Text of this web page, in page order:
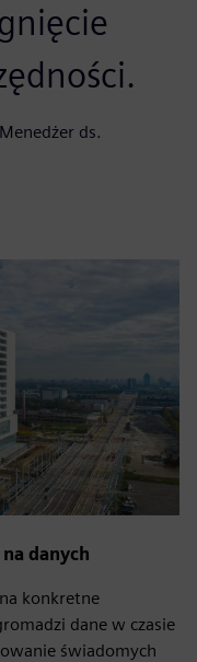
ds.
danych
konkretne
dane w czasie
świadomych